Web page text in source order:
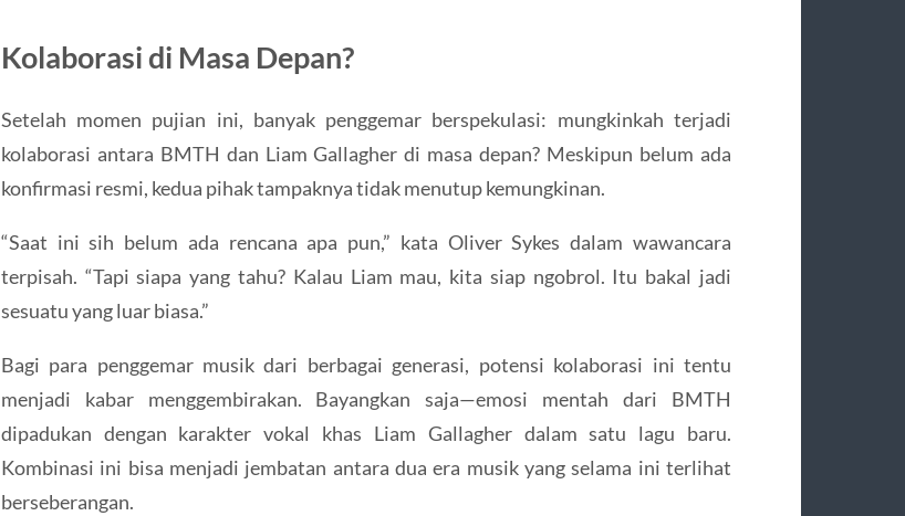
Kolaborasi di Masa Depan?
Setelah momen pujian ini, banyak penggemar berspekulasi: mungkinkah terjadi
kolaborasi antara BMTH dan Liam Gallagher di masa depan? Meskipun belum ada
konfirmasi resmi, kedua pihak tampaknya tidak menutup kemungkinan.
“Saat ini sih belum ada rencana apa pun,” kata Oliver Sykes dalam wawancara
terpisah. “Tapi siapa yang tahu? Kalau Liam mau, kita siap ngobrol. Itu bakal jadi
sesuatu yang luar biasa.”
Bagi para penggemar musik dari berbagai generasi, potensi kolaborasi ini tentu
menjadi kabar menggembirakan. Bayangkan saja—emosi mentah dari BMTH
dipadukan dengan karakter vokal khas Liam Gallagher dalam satu lagu baru.
Kombinasi ini bisa menjadi jembatan antara dua era musik yang selama ini terlihat
berseberangan.